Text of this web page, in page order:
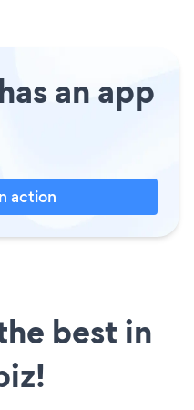
an app
action
best in